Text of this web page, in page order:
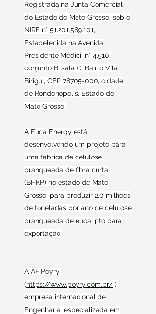
Registrada na Junta Comercial
do Estado do Mato Grosso, sob o
NIRE n° 51.201.589.101,
Estabelecida na Avenida
Presidente Médici, n° 4.510,
conjunto B, sala C, Bairro Vila
Birigui, CEP 78705-000, cidade
de Rondonópolis, Estado do
Mato Grosso.
A Euca Energy está
desenvolvendo um projeto para
uma fábrica de celulose
branqueada de fibra curta
(BHKP) no estado de Mato
Grosso, para produzir 2,0 milhões
de toneladas por ano de celulose
branqueada de eucalipto para
exportação.
A AF Pöyry
(https://www.poyry.com.br/ ),
empresa internacional de
Engenharia, especializada em